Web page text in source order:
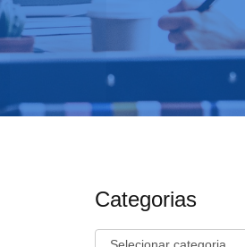
Categorias
Categorias